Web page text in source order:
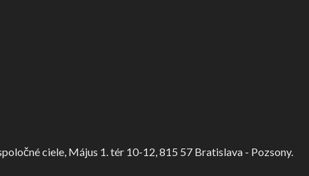
ciele, Május 1. tér 10-12, 815 57 Bratislava - Pozsony.